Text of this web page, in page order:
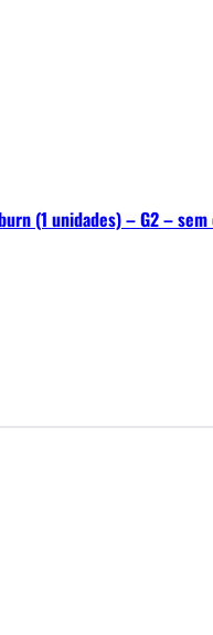
(1 unidades) – G2 –